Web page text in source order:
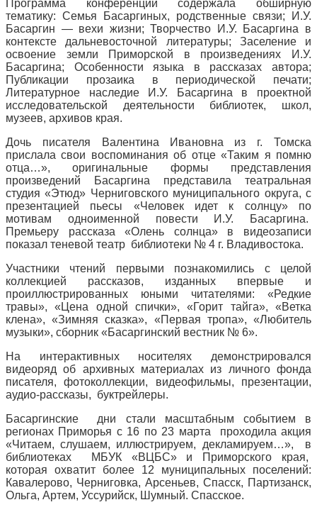
Программа конференции содержала обширную
тематику: Семья Басаргиных, родственные связи; И.У.
Басаргин — вехи жизни; Творчество И.У. Басаргина в
контексте дальневосточной литературы; Заселение и
освоение земли Приморской в произведениях И.У.
Басаргина; Особенности языка в рассказах автора;
Публикации прозаика в периодической печати;
Литературное наследие И.У. Басаргина в проектной
исследовательской деятельности библиотек, школ,
музеев, архивов края.
Дочь писателя Валентина Ивановна из г. Томска
прислала свои воспоминания об отце «Таким я помню
отца…», оригинальные формы представления
произведений Басаргина представила театральная
студия «Этюд» Черниговского муниципального округа, с
презентацией пьесы «Человек идет к солнцу» по
мотивам одноименной повести И.У. Басаргина.
Премьеру рассказа «Олень солнца» в видеозаписи
показал теневой театр библиотеки № 4 г. Владивостока.
Участники чтений первыми познакомились с целой
коллекцией рассказов, изданных впервые и
проиллюстрированных юными читателями: «Редкие
травы», «Цена одной спички», «Горит тайга», «Ветка
клена», «Зимняя сказка», «Первая тропа», «Любитель
музыки», сборник «Басаргинский вестник № 6».
На интерактивных носителях демонстрировался
видеоряд об архивных материалах из личного фонда
писателя, фотоколлекции, видеофильмы, презентации,
аудио-рассказы, буктрейлеры.
Басаргинские дни стали масштабным событием в
регионах Приморья с 16 по 23 марта проходила акция
«Читаем, слушаем, иллюстрируем, декламируем…», в
библиотеках МБУК «ВЦБС» и Приморского края,
которая охватит более 12 муниципальных поселений:
Кавалерово, Черниговка, Арсеньев, Спасск, Партизанск,
Ольга, Артем, Уссурийск, Шумный. Спасское.